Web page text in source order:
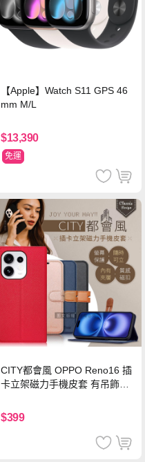
【Apple】Watch S11 GPS 46
mm M/L
$13,390
免運
CITY都會風 OPPO Reno16 插
卡立架磁力手機皮套 有吊飾孔
$399